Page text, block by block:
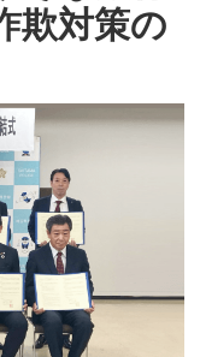
欺対策の